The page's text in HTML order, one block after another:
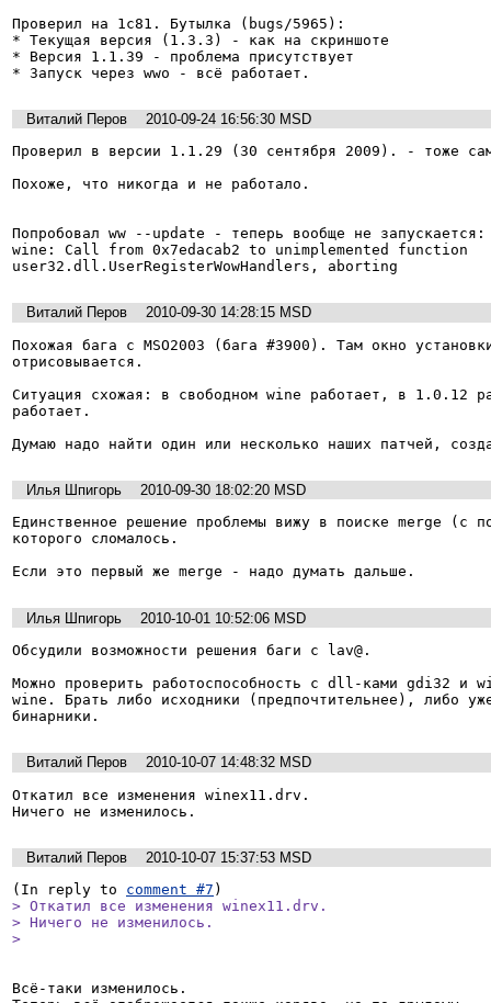
Проверил на 1с81. Бутылка (bugs/5965):
* Текущая версия (1.3.3) - как на скриншоте
* Версия 1.1.39 - проблема присутствует
* Запуск через wwo - всё работает.
Виталий Перов
2010-09-24 16:56:30 MSD
Проверил в версии 1.1.29 (30 сентября 2009). - тоже
Похоже, что никогда и не работало.
Попробовал ww --update - теперь вообще не запускается:
wine: Call from 0x7edacab2 to unimplemented function
Виталий Перов
2010-09-30 14:28:15 MSD
Похожая бага с MSO2003 (бага #3900). Там окно
отрисовывается.
Ситуация схожая: в свободном wine работает, в 1.0.12
работает.
Думаю надо найти один или несколько наших патчей,
Илья Шпигорь
2010-09-30 18:02:20 MSD
Единственное решение проблемы вижу в поиске merge (с
которого сломалось.
Если это первый же merge - надо думать дальше.
Илья Шпигорь
2010-10-01 10:52:06 MSD
Обсудили возможности решения баги с lav@.
Можно проверить работоспособность с dll-ками gdi32 и
wine. Брать либо исходники (предпочтительнее), либо
бинарники.
Виталий Перов
2010-10-07 14:48:32 MSD
Откатил все изменения winex11.drv.
Ничего не изменилось.
Виталий Перов
2010-10-07 15:37:53 MSD
(In reply to comment #7
> Откатил все изменения winex11.drv.
> Ничего не изменилось.
>
Всё-таки изменилось.